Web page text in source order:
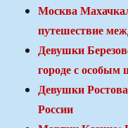
Москва
путешествие
Девушки
городе с
Девушки
России